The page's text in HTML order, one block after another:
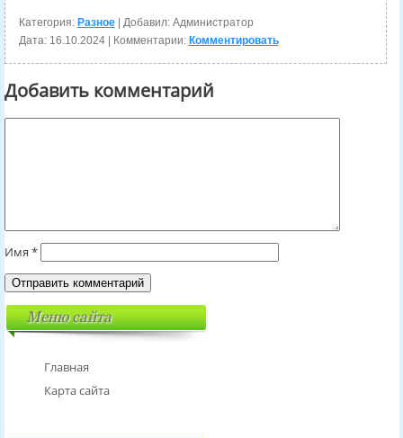
Категория: Разное| Добавил: Администратор
Дата: 16.10.2024| Комментарии: Комментировать
Добавить комментарий
Имя *
Меню сайта
Главная
Карта сайта